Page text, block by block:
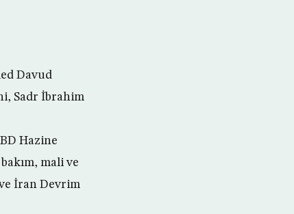
Davud
Sadr İbrahim
Hazine
mali ve
İran Devrim